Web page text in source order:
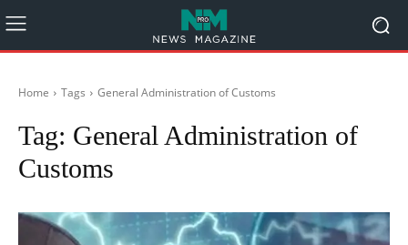
Home Tags General Administration of Customs
Tag: General Administration of
Customs